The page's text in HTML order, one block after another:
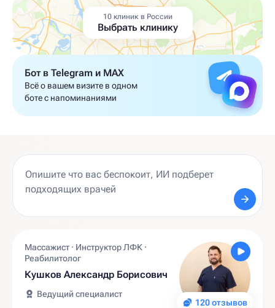
10 клиник в России
Выбрать клинику
Бот в Telegram и MAX
Всё о вашем визите в одном
боте с напоминаниями
120 отзывов
Массажист · Инструктор ЛФК ·
Реабилитолог
Кушков Александр Борисович
Ведущий специалист